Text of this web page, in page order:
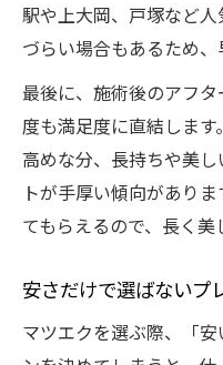
駅や上大岡、戸塚など
づらい場合もあるため、
最後に、施術後のアフ
度も満足度に直結しま
高めな分、長持ちや美
トが手厚い傾向があり
てもらえるので、長く美
安さだけで選ばないプ
マツエクを選ぶ際、「